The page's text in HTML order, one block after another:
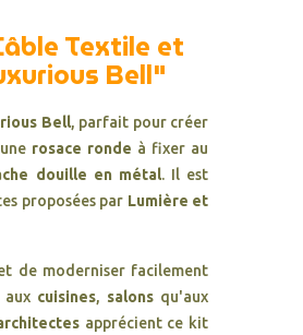
Textile et
Bell"
Bell, parfait pour créer
rosace ronde à fixer au
douille en métal. Il est
proposées par Lumière et
de moderniser facilement
aux cuisines, salonsqu'aux
apprécient ce kit